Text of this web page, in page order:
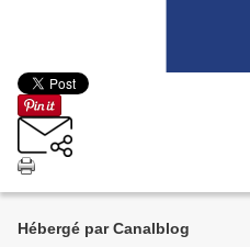
Hébergé par Canalblog